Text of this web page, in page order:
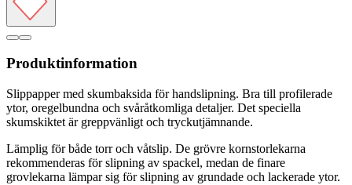
Produktinformation
Slippapper med skumbaksida för handslipning. Bra till profilerade
ytor, oregelbundna och svåråtkomliga detaljer. Det speciella
skumskiktet är greppvänligt och tryckutjämnande.
Lämplig för både torr och våtslip. De grövre kornstorlekarna
rekommenderas för slipning av spackel, medan de finare
grovlekarna lämpar sig för slipning av grundade och lackerade ytor.